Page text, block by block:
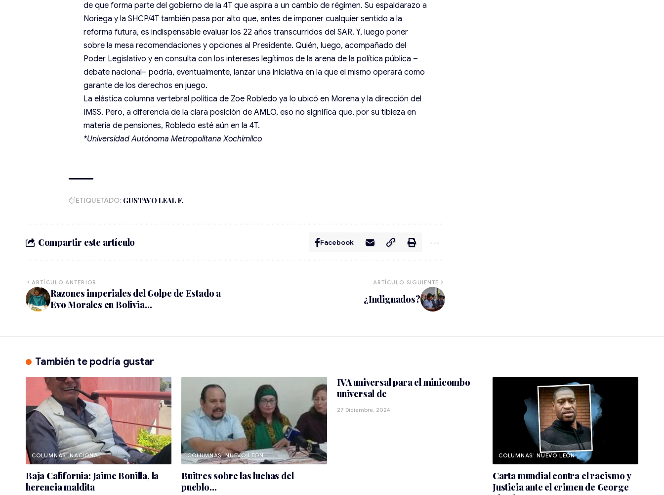
de que forma parte del gobierno de la 4T que aspira a un cambio de régimen. Su espaldarazo a
Noriega y la SHCP/4T también pasa por alto que, antes de imponer cualquier sentido a la
reforma futura, es indispensable evaluar los 22 años transcurridos del SAR. Y, luego poner
sobre la mesa recomendaciones y opciones al Presidente. Quién, luego, acompañado del
Poder Legislativo y en consulta con los intereses legítimos de la arena de la política pública –
debate nacional– podría, eventualmente, lanzar una iniciativa en la que el mismo operará como
garante de los derechos en juego.
La elástica columna vertebral política de Zoe Robledo ya lo ubicó en Morena y la dirección del
IMSS. Pero, a diferencia de la clara posición de AMLO, eso no significa que, por su tibieza en
materia de pensiones, Robledo esté aún en la 4T.
*Universidad Autónoma Metropolitana Xochimilco
ETIQUETADO: GUSTAVO LEAL F.
Compartir este artículo Facebook
ARTÍCULO ANTERIOR
Razones imperiales del Golpe de Estado a
Evo Morales en Bolivia…
ARTÍCULO SIGUIENTE
¿Indignados?
También te podría gustar
COLUMNAS‏ NACIONAL
Baja California: Jaime Bonilla, la
herencia maldita
COLUMNAS‏ NUEVO LEÓN
Buitres sobre las luchas del
pueblo…
IVA universal para el minicombo
universal de
27 Diciembre, 2024
COLUMNAS‏ NUEVO LEÓN
Carta mundial contra el racismo y
Justicia ante el crimen de George